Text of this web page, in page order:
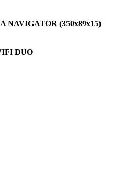
NAVIGATOR (350х89х15)
DUO